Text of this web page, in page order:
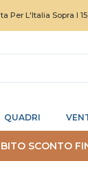
Sopra I 150€
QUADRI
SCONTO